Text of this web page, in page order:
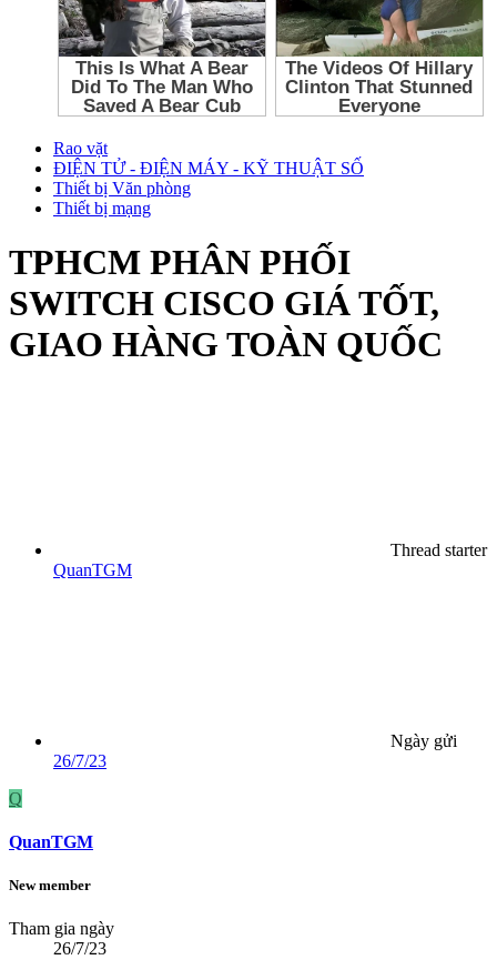
Rao vặt
ĐIỆN TỬ - ĐIỆN MÁY - KỸ THUẬT SỐ
Thiết bị Văn phòng
Thiết bị mạng
TPHCM PHÂN PHỐI
SWITCH CISCO GIÁ TỐT,
GIAO HÀNG TOÀN QUỐC
Thread starter
QuanTGM
Ngày gửi
26/7/23
Q
QuanTGM
New member
Tham gia ngày
26/7/23